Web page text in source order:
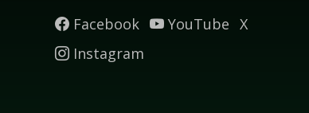
Facebook YouTube X
Instagram